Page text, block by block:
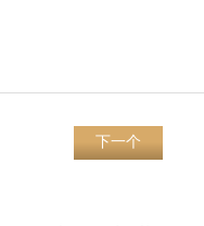
下一个